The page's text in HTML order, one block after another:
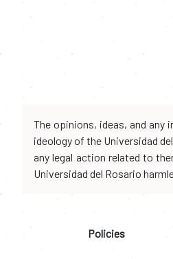
The opinions, ideas, and
ideology of the Universidad
any legal action related to
Universidad del Rosario
Policies